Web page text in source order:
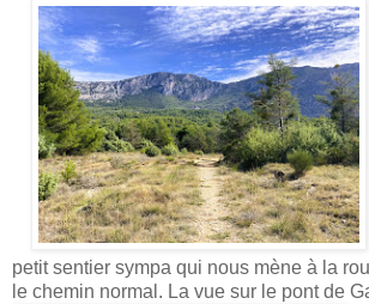
petit sentier sympa qui nous mène à la
le chemin normal. La vue sur le pont de